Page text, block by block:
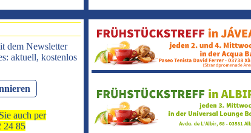
dem Newsletter
aktuell, kostenlos
auch per
24 85